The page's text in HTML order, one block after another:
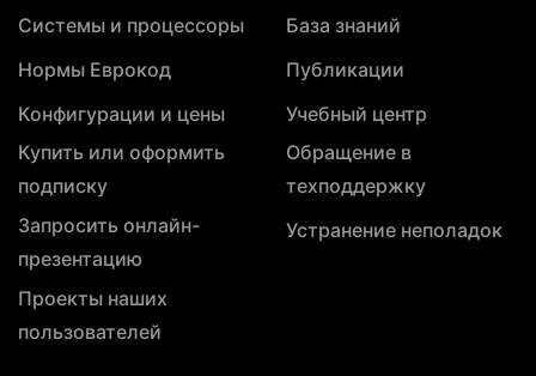
Системы и процессоры
Нормы Еврокод
Конфигурации и цены
Купить или оформить
подписку
Запросить онлайн-
презентацию
Проекты наших
пользователей
База знаний
Публикации
Учебный центр
Обращение в
техподдержку
Устранение неполадок